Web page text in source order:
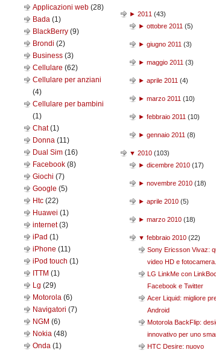
Applicazioni web (28)
Bada (1)
BlackBerry (9)
Brondi (2)
Business (3)
Cellulare (62)
Cellulare per anziani
(4)
Cellulare per bambini
(1)
Chat(1)
Donna (11)
Dual Sim (16)
Facebook (8)
Giochi (7)
Google (5)
Htc (22)
Huawei (1)
internet(3)
iPad (1)
iPhone (11)
iPod touch (1)
ITTM (1)
Lg (29)
Motorola (6)
Navigatori (7)
NGM (6)
Nokia (48)
Onda (1)
► 2011 (43)
► ottobre 2011 (5)
► giugno 2011 (3)
► maggio 2011 (3)
► aprile 2011 (4)
► marzo 2011 (10)
► febbraio 2011 (10)
► gennaio 2011 (8)
▼ 2010 (103)
► dicembre 2010 (17)
► novembre 2010 (18)
► aprile 2010 (5)
► marzo 2010 (18)
▼ febbraio 2010 (22)
Sony Ericsson Vivaz:
video HD e fotocamera...
LG LinkMe con
Facebook e Twitter
Acer Liquid: migliore
Android
Motorola BackFlip:
innovativo per uno
HTC Desire: nuovo